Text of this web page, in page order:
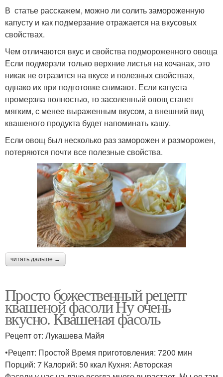
В статье расскажем, можно ли солить замороженную
капусту и как подмерзание отражается на вкусовых
свойствах.
Чем отличаются вкус и свойства подмороженного овоща
Если подмерзли только верхние листья на кочанах, это
никак не отразится на вкусе и полезных свойствах,
однако их при подготовке снимают. Если капуста
промерзла полностью, то засоленный овощ станет
мягким, с менее выраженным вкусом, а внешний вид
квашеного продукта будет напоминать кашу.
Если овощ был несколько раз заморожен и разморожен,
потеряются почти все полезные свойства.
читать дальше →
Просто божественный рецепт
квашеной фасоли Ну очень
вкусно. Квашеная фасоль
Рецепт от: Лукашева Майя
•Рецепт: Простой Время приготовления: 7200 мин
Порций: 7 Калорий: 50 ккал Кухня: Авторская